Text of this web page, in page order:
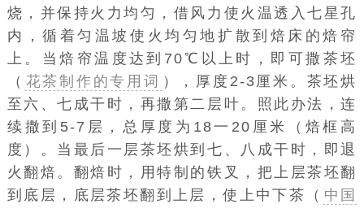
烧，并保持火力均匀，借风力使火温透入七星孔
内，循着匀温坡使火均匀地扩散到焙床的焙帘
上。当焙帘温度达到70℃以上时，即可撒茶坯
（ 花茶制作的专用词 ），厚度2-3厘米。茶坯烘
至六、七成干时，再撒第二层叶。照此办法，连
续撒到5-7层，总厚度为18一20厘米（焙框高
度）。当最后一层茶坯烘到七、八成干时，即退
火翻焙。翻焙时，用特制的铁叉，把上层茶坯翻
到底层，底层茶坯翻到上层，使上中下茶（ 中国